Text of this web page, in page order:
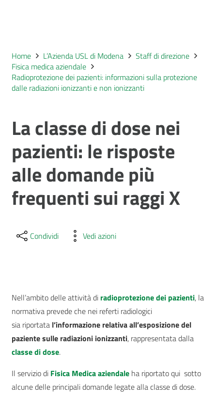
Home L’Azienda USL di Modena
Staff di direzione
Fisica medica aziendale
Radioprotezione dei pazienti: informazioni sulla protezione
dalle radiazioni ionizzanti e non ionizzanti
La classe di dose nei
pazienti: le risposte
alle domande più
frequenti sui raggi X
Condividi Vedi azioni
Nell’ambito delle attività di radioprotezione dei pazienti, la
normativa prevede che nei referti radiologici
sia riportata l’informazione relativa all’esposizione del
paziente sulle radiazioni ionizzanti, rappresentata dalla
classe di dose.
Il servizio di Fisica Medica aziendale ha riportato qui sotto
alcune delle principali domande legate alla classe di dose.